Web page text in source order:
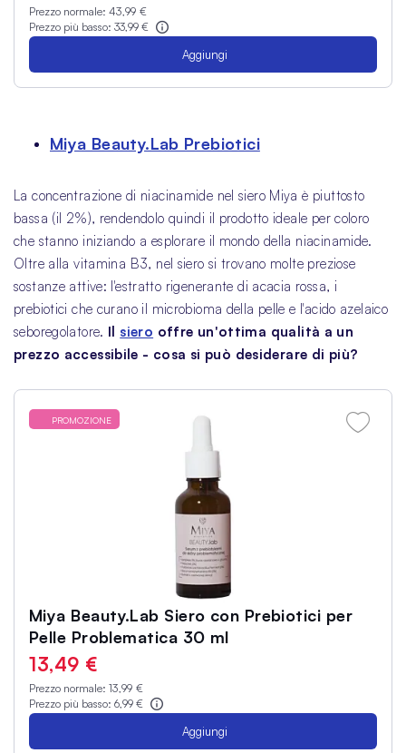
Prezzo normale: 43,99 €
Prezzo più basso: 33,99 €
Aggiungi
Miya Beauty.Lab Prebiotici
La concentrazione di niacinamide nel siero Miya è piuttosto
bassa (il 2%), rendendolo quindi il prodotto ideale per coloro
che stanno iniziando a esplorare il mondo della niacinamide.
Oltre alla vitamina B3, nel siero si trovano molte preziose
sostanze attive: l'estratto rigenerante di acacia rossa, i
prebiotici che curano il microbioma della pelle e l'acido azelaico
seboregolatore. Il siero offre un'ottima qualità a un
prezzo accessibile - cosa si può desiderare di più?
PROMOZIONE
Miya Beauty.Lab Siero con Prebiotici per
Pelle Problematica 30 ml
13,49 €
Prezzo normale: 13,99 €
Prezzo più basso: 6,99 €
Aggiungi